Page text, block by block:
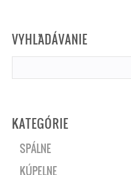
VYHĽADÁVANIE
KATEGÓRIE
SPÁLNE
KÚPEĽNE